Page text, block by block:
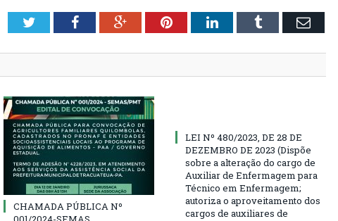
TwitterFacebookGoogle+PinterestLinkedInTumblr Email
CHAMADA PÚBLICA Nº
LEI Nº 480/2023, DE 28 DE
DEZEMBRO DE 2023 (Dispõe
sobre a alteração do cargo de
Auxiliar de Enfermagem para
Técnico em Enfermagem;
autoriza o aproveitamento dos
cargos de auxiliares de